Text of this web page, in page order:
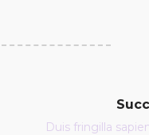
Duis fringilla